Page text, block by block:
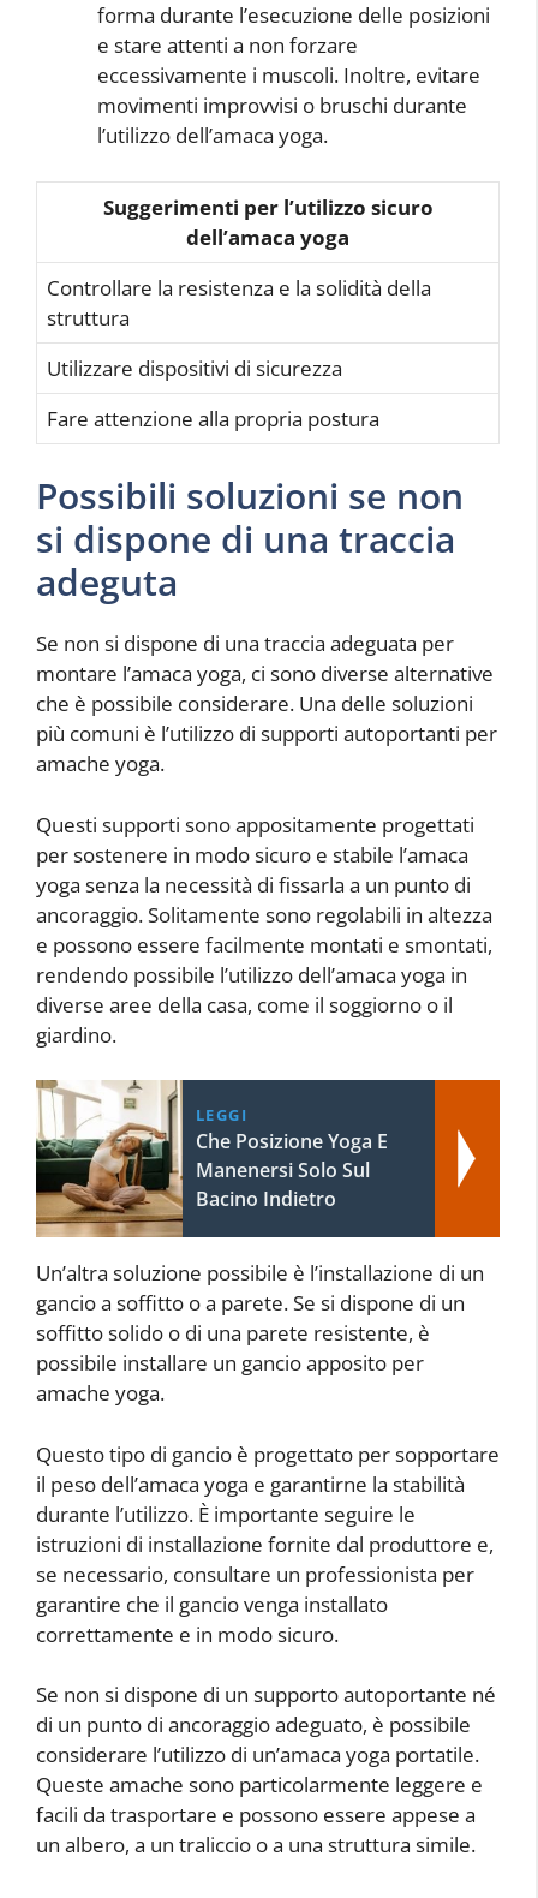
forma durante l’esecuzione delle posizioni
e stare attenti a non forzare
eccessivamente i muscoli. Inoltre, evitare
movimenti improvvisi o bruschi durante
l’utilizzo dell’amaca yoga.
Suggerimenti per l’utilizzo sicuro
dell’amaca yoga
Controllare la resistenza e la solidità della
struttura
Utilizzare dispositivi di sicurezza
Fare attenzione alla propria postura
Possibili soluzioni se non
si dispone di una traccia
adeguta
Se non si dispone di una traccia adeguata per
montare l’amaca yoga, ci sono diverse alternative
che è possibile considerare. Una delle soluzioni
più comuni è l’utilizzo di supporti autoportanti per
amache yoga.
Questi supporti sono appositamente progettati
per sostenere in modo sicuro e stabile l’amaca
yoga senza la necessità di fissarla a un punto di
ancoraggio. Solitamente sono regolabili in altezza
e possono essere facilmente montati e smontati,
rendendo possibile l’utilizzo dell’amaca yoga in
diverse aree della casa, come il soggiorno o il
giardino.
LEGGI
Che Posizione Yoga E
Manenersi Solo Sul
Bacino Indietro
Un’altra soluzione possibile è l’installazione di un
gancio a soffitto o a parete. Se si dispone di un
soffitto solido o di una parete resistente, è
possibile installare un gancio apposito per
amache yoga.
Questo tipo di gancio è progettato per sopportare
il peso dell’amaca yoga e garantirne la stabilità
durante l’utilizzo. È importante seguire le
istruzioni di installazione fornite dal produttore e,
se necessario, consultare un professionista per
garantire che il gancio venga installato
correttamente e in modo sicuro.
Se non si dispone di un supporto autoportante né
di un punto di ancoraggio adeguato, è possibile
considerare l’utilizzo di un’amaca yoga portatile.
Queste amache sono particolarmente leggere e
facili da trasportare e possono essere appese a
un albero, a un traliccio o a una struttura simile.